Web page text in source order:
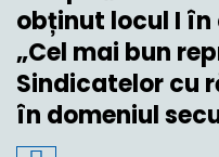
obținut locul I
„Cel mai bun
Sindicatelor cu
în domeniul